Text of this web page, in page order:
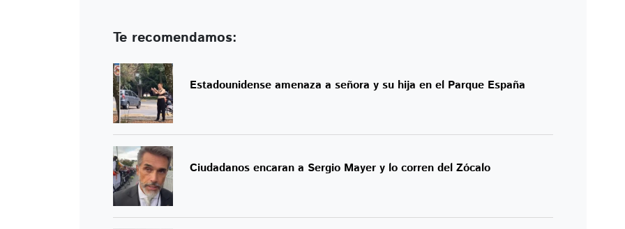
Te recomendamos:
Estadounidense amenaza a señora y su hija en el Parque España
Ciudadanos encaran a Sergio Mayer y lo corren del Zócalo